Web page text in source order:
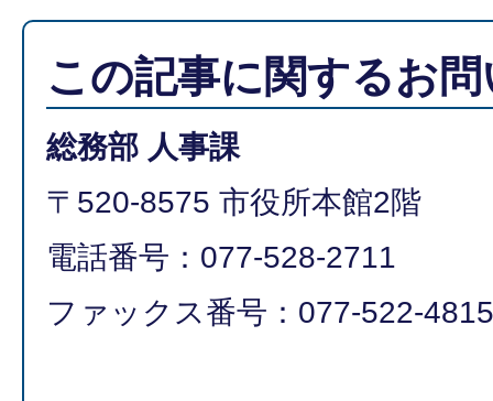
この記事に関するお
総務部 人事課
〒520-8575 市役所本館2階
電話番号：077-528-2711
ファックス番号：077-522-4815